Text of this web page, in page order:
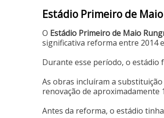
Estádio Primeiro de
O Estádio Primeiro de Maio
significativa reforma entre 2014
Durante esse período, o estádio
As obras incluíram a
renovação de aproximadamente
Antes da reforma, o estádio